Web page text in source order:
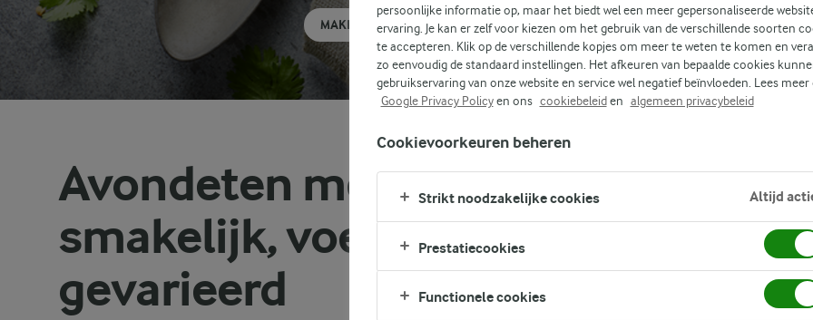
Zoek zoektermen in te voeren
MAKKELIJK GEZOND KOOLHYDRAATARM EIWITRIJK SIMPEL
Avondeten met Arla:
smakelijk, voedzaam en
gevarieerd
AVONDETEN
AVONDETEN
RECEPTEN
AVONDETEN
AVONDETEN
AVONDMAALTIJDEN
persoonlijke informatie op, maar het biedt wel een meer gepersonaliseerde
ervaring. Je kan er zelf voor kiezen om het gebruik van de verschillende soorten
te accepteren. Klik op de verschillende kopjes om meer te weten te komen en
zo eenvoudig de standaard instellingen. Het afkeuren van bepaalde cookies
gebruikservaring van onze website en service wel negatief beïnvloeden. Lees meer
Google Privacy Policyen ons cookiebeleiden algemeen privacybeleid
Cookievoorkeuren beheren
Strikt noodzakelijke cookies Altijd
Prestatiecookies
Functionele cookies